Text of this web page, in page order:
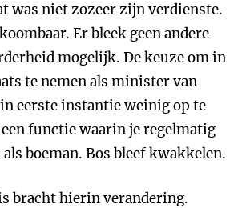
was niet zozeer zijn verdienste.
Er bleek geen andere
mogelijk. De keuze om in
te nemen als minister van
eerste instantie weinig op te
functie waarin je regelmatig
boeman. Bos bleef kwakkelen.
bracht hierin verandering.